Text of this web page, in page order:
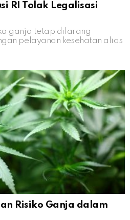
RI Tolak Legalisasi
ganja tetap dilarang
pelayanan kesehatan alias
Risiko Ganja dalam